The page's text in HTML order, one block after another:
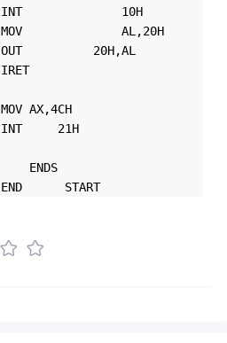
				INT      		 10H
				MOV 			 AL,20H
				OUT			 20H,AL
				IRET
En:				MOV	AX,4CH
CODE   				ENDS
				END      START